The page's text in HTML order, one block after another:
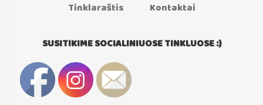
Tinklaraštis
Kontaktai
SUSITIKIME SOCIALINIUOSE TINKLUOSE :)